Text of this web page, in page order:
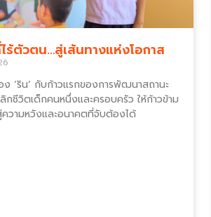
ร้ตัวตน…สู่เส้นทางแห่งโอกาส
ง ‘ริน’ กับก้าวแรกของการพัฒนาสถานะ
ชีวิตเด็กคนหนึ่งและครอบครัว ให้ก้าวข้าม
วามหวังและอนาคตที่จับต้องได้